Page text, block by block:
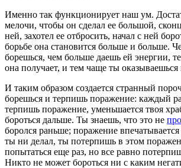
Именно так функционирует наш ум.
мелочи, чтобы он сделал ее большой,
ней, захотел ее отбросить, начал с ней
борьбе она становится больше и больше.
борешься, чем больше даешь ей энергии,
она получает, и тем чаще ты
И таким образом создается странный
борешься и терпишь поражение: каждый
терпишь поражение, уменьшается твоя
бороться дальше. Ты знаешь, что это не
боролся раньше; поражение
ты ни делал, ты потерпишь в этом
попытаться еще раз, но все равно
Никто не может бороться ни с каким